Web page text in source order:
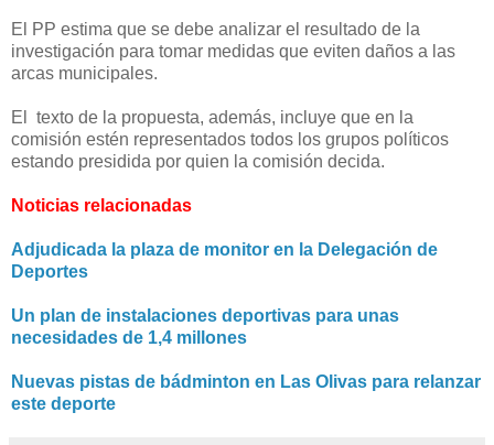
El PP estima que se debe analizar el resultado de la
investigación para tomar medidas que eviten daños a las
arcas municipales.
El texto de la propuesta, además, incluye que en la
comisión estén representados todos los grupos políticos
estando presidida por quien la comisión decida.
Noticias relacionadas
Adjudicada la plaza de monitor en la Delegación de
Deportes
Un plan de instalaciones deportivas para unas
necesidades de 1,4 millones
Nuevas pistas de bádminton en Las Olivas para relanzar
este deporte